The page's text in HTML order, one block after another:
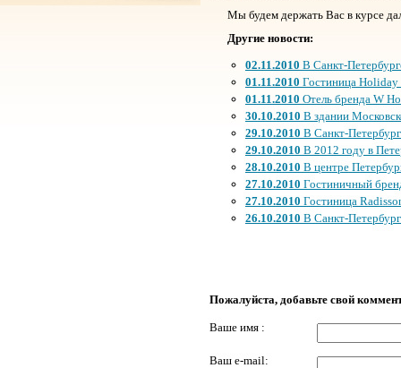
Мы будем держать Вас в курсе
Другие новости:
02.11.2010 В Санкт-
01.11.2010 Гостиница
01.11.2010 Отель бренда W
30.10.2010 В здании
29.10.2010 В Санкт-
29.10.2010 В 2012 году в
28.10.2010 В центре
27.10.2010 Гостиничный
27.10.2010 Гостиница
26.10.2010 В Санкт-
Пожалуйста, добавьте свой
Ваше имя :
Ваш e-mail: